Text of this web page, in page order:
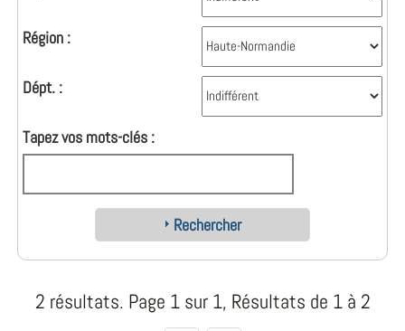
Région :
Dépt. :
Tapez vos mots-clés :
Rechercher
2 résultats. Page 1 sur 1, Résultats de 1 à 2